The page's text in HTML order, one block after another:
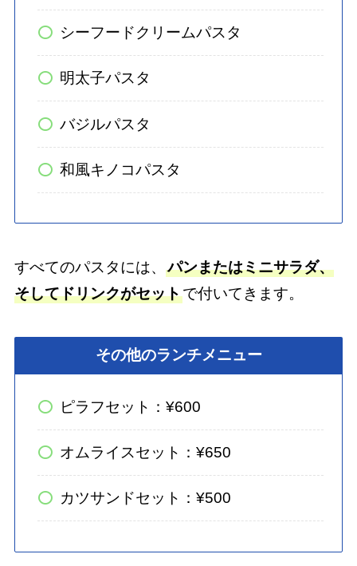
シーフードクリームパスタ
明太子パスタ
バジルパスタ
和風キノコパスタ
すべてのパスタには、 パンまたはミニサラダ、
そしてドリンクがセットで付いてきます。
その他のランチメニュー
ピラフセット：¥600
オムライスセット：¥650
カツサンドセット：¥500